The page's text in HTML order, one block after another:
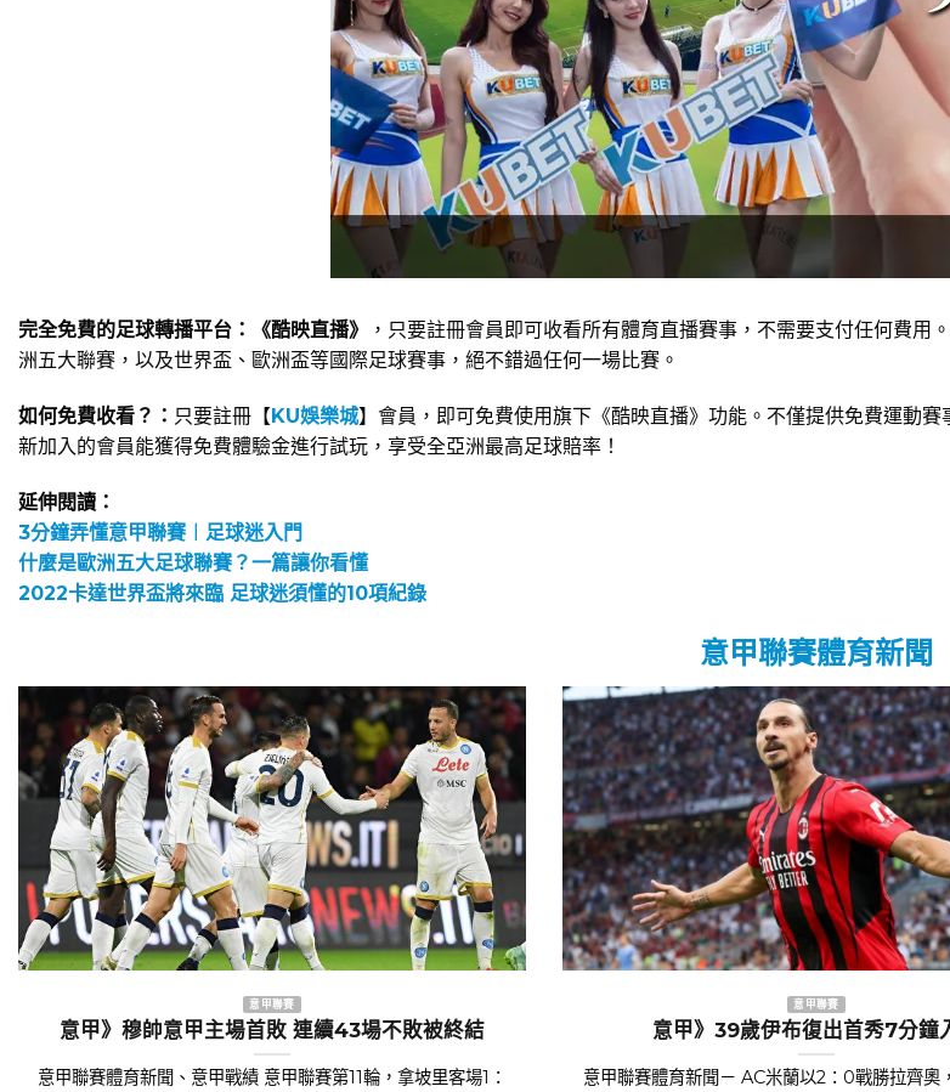
完全免費的足球轉播平台：《酷映直播》
，只要註冊會員即可收看所有體育直播賽事，不需要支付任何費
洲五大聯賽，以及世界盃、歐洲盃等國際足球賽事，絕不錯過任何一場比賽。
如何免費收看？： 只要註冊【KU娛樂城】會員，即可免費使用旗下《酷映直播》功能。不僅提供免費運動
新加入的會員能獲得免費體驗金進行試玩，享受全亞洲最高足球賠率！
延伸閱讀：
3分鐘弄懂意甲聯賽︱足球迷入門
什麼是歐洲五大足球聯賽？一篇讓你看懂
2022卡達世界盃將來臨 足球迷須懂的10項紀錄
意甲聯賽體育新聞
意甲聯賽
意甲》穆帥意甲主場首敗 連續43場不敗被終結
意甲聯賽體育新聞、意甲戰績 意甲聯賽第11輪，拿坡里客場1：
意甲聯賽
意甲》39歲伊布復出首秀7分鐘
意甲聯賽體育新聞－ AC米蘭以2：0戰勝拉齊奧